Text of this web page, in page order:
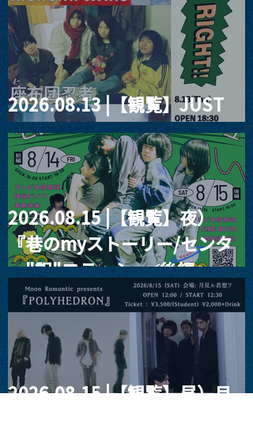
2026.08.13 |【観覧】JUST
RIGHT!! vol.26
2026.08.15 |【観覧】夜）
『巷のmyストーリー/センタ
ー"訳"フラッシュ⚡️後編』
2026.08.15 |【観覧】昼）月